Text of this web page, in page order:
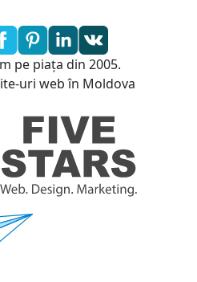
pe piața din 2005.
uri web în Moldova